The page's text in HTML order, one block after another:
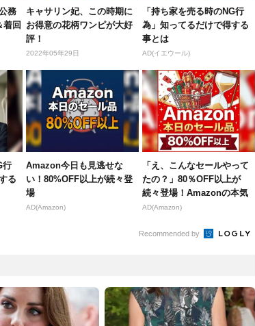
務
着回
キャサリン妃、この時期に
お得意の花柄ワンピが大好
評！
2022年05年29日
「持ち家を売る時のNG行
為」知ってるだけで得する
事とは
AD(イエウール)
行
る
Amazon今日も見逃せな
い！80%OFF以上が続々登
場
AD(Amazon)
「え、こんなセールやって
たの？」80％OFF以上が
続々登場！Amazonの本気
が...
AD(Amazon)
Recommended by